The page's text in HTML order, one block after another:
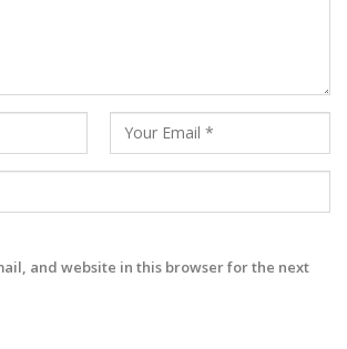
and website in this browser for the next